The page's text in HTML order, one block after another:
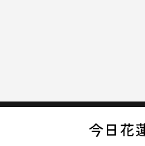
今日花